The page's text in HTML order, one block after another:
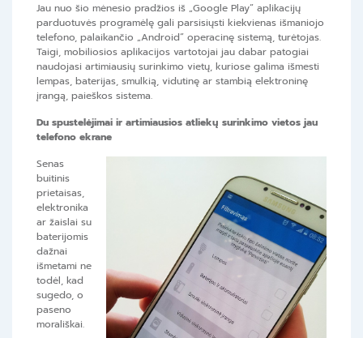
Jau nuo šio mėnesio pradžios iš „Google Play“ aplikacijų
parduotuvės programėlę gali parsisiųsti kiekvienas išmaniojo
telefono, palaikančio „Android“ operacinę sistemą, turėtojas.
Taigi, mobiliosios aplikacijos vartotojai jau dabar patogiai
naudojasi artimiausių surinkimo vietų, kuriose galima išmesti
lempas, baterijas, smulkią, vidutinę ar stambią elektroninę
įrangą, paieškos sistema.
Du spustelėjimai ir artimiausios atliekų surinkimo vietos jau
telefono ekrane
Senas
buitinis
prietaisas,
elektronika
ar žaislai su
baterijomis
dažnai
išmetami ne
todėl, kad
sugedo, o
paseno
morališkai.